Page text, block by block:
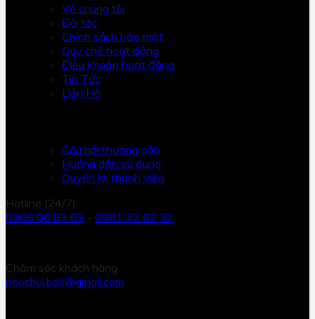
Về chúng tôi
Đối tác
Chính sách bảo mật
Quy chế hoạt động
Điều khoản hoạt động
Tin Tức
Liên Hệ
Câu hỏi thường gặp
Hướng dẫn sử dụng
Quyền lợi thành viên
Hotline (24/7)
0906 96 83 63 - 0981 22 62 32
Chăm sóc khách hàng
ngocbui.bds@gmail.com